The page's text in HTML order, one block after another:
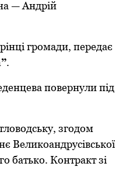
— Андрій
громади, передає
.
повернули під
згодом
Великоандрусівської
батько. Контракт зі